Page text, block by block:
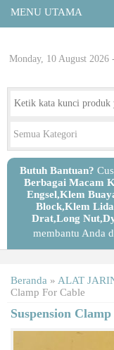
MENU UTAMA
Monday, 10 August
Butuh Bantuan?
Berbagai Macam
Engsel,Klem
Block,Klem
Drat,Long
membantu Anda
Beranda » ALAT
Clamp For Cable
Suspension